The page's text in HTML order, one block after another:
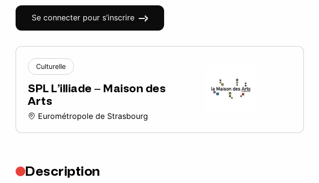
Se connecter pour s’inscrire
Culturelle
SPL L’illiade – Maison des
Arts
Eurométropole de Strasbourg
Description